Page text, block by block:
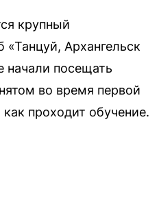
крупный
Архангельск
посещать
во время первой
проходит обучение.